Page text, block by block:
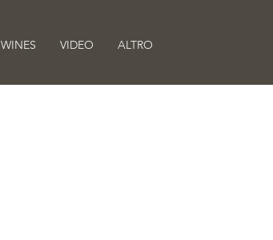
WINES VIDEO ALTRO